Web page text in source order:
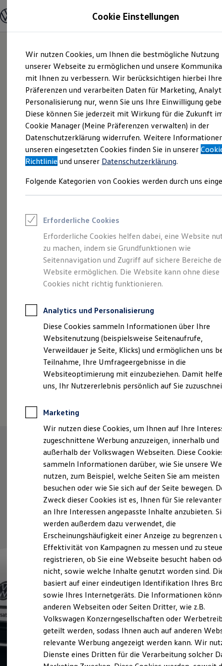
Hauptinhalt
springen
Footer
springen
Modelle und Konfigurator
Modelle vergleichen
Elektroautos
ENERGY Sondermodelle
Nutzfahrzeuge
SUV und CUV
Familienautos
Kombis
Kompaktwagen
Sportwagen
Schnell verfügbare Fahrzeuge
Angebote und Produkte
Aktuelle Angebote
E-Auto-Förderung
Volkswagen Marktplatz
Junge Gebrauchtwagen und Gebrauchtwagen
Saisonangebote
Leasing
Leasing-Angebote
Gebrauchtwagen Leasing
Junge Gebrauchtwagen-Leasing
Elektroauto Leasing
Kleinwagen-Leasing
Leasing ohne Anzahlung
Autokredit mit Schlussrate
Versicherungen und Garantien
Kfz-Versicherung
Restschuldversicherungen
Garantien
Wartungsverträge
Geschäftskunden
Professional Class bei Volkswagen
Großkunden
Behörden
Anpfiff zum Gewinn
Elektroautos
ID. Tutorials
Elektrofahrzeugkonzepte
Reichweite
Reichweite der ID. Modelle
Reichweite im Winter
Laden
Laden unterwegs
Laden Zuhause
Ladezeitensimulator
Batterie
Sicherheit
Garantie und Lebensdauer
Nachhaltigkeit
Technologie
Kosten und Kauf
Verbrauchskosten
Kaufoptionen
E-Auto-Förderung
Software und Konnektivität
Die ID. Software 6
ID. Software Versionen und Updates
Digitale Extras
Schnittstellen zu Ihrem ID.
Eleganzschön
großartig. Der Passat.
Cookie Einstellungen
Wir nutzen Cookies, um Ihnen die bestmögliche Nutzung
unserer Webseite zu ermöglichen und unsere
mit Ihnen zu verbessern. Wir berücksichtigen hierbei Ihre
Präferenzen und verarbeiten Daten für Marketing,
Personalisierung nur, wenn Sie uns Ihre Einwilligung
Diese können Sie jederzeit mit Wirkung für die Zukunft
Cookie Manager (Meine Präferenzen verwalten) in der
Datenschutzerklärung widerrufen. Weitere
unseren eingesetzten Cookies finden Sie in unserer
Richtlinie und unserer Datenschutzerklärung.
Folgende Kategorien von Cookies werden durch uns
Erforderliche Cookies
Erforderliche Cookies helfen dabei, eine Website
zu machen, indem sie Grundfunktionen wie
Seitennavigation und Zugriff auf sichere Bereiche
Website ermöglichen. Die Website kann ohne diese
Cookies nicht richtig funktionieren.
Analytics und Personalisierung
Diese Cookies sammeln Informationen über Ihre
Websitenutzung (beispielsweise Seitenaufrufe,
Verweildauer je Seite, Klicks) und ermöglichen uns
Teilnahme, Ihre Umfrageergebnisse in die
Websiteoptimierung mit einzubeziehen. Damit
uns, Ihr Nutzererlebnis persönlich auf Sie
Marketing
Wir nutzen diese Cookies, um Ihnen auf Ihre
zugeschnittene Werbung anzuzeigen, innerhalb und
außerhalb der Volkswagen Webseiten. Diese
sammeln Informationen darüber, wie Sie unsere
nutzen, zum Beispiel, welche Seiten Sie am meisten
besuchen oder wie Sie sich auf der Seite bewegen.
Zweck dieser Cookies ist es, Ihnen für Sie
an Ihre Interessen angepasste Inhalte anzubieten.
werden außerdem dazu verwendet, die
Erscheinungshäufigkeit einer Anzeige zu begrenzen
Effektivität von Kampagnen zu messen und zu
registrieren, ob Sie eine Webseite besucht haben
nicht, sowie welche Inhalte genutzt worden sind.
basiert auf einer eindeutigen Identifikation Ihres
sowie Ihres Internetgeräts. Die Informationen
anderen Webseiten oder Seiten Dritter, wie z.B.
Volkswagen Konzerngesellschaften oder
geteilt werden, sodass Ihnen auch auf anderen
relevante Werbung angezeigt werden kann. Wir
Dienste eines Dritten für die Verarbeitung solcher